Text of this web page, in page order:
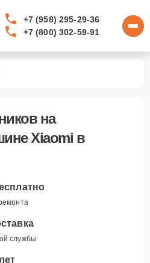
+7 (958) 295-29-36
+7 (800) 302-59-91
на
Xiaomi в
службы